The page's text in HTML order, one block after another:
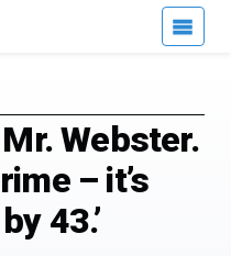
Webster.
– it’s
43.’